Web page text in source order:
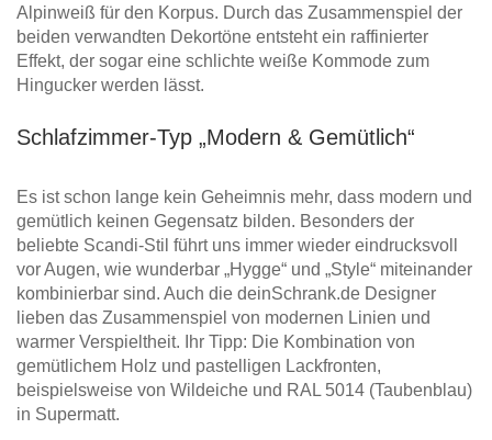
Alpinweiß für den Korpus. Durch das Zusammenspiel der
beiden verwandten Dekortöne entsteht ein raffinierter
Effekt, der sogar eine schlichte weiße Kommode zum
Hingucker werden lässt.
Schlafzimmer-Typ „Modern & Gemütlich“
Es ist schon lange kein Geheimnis mehr, dass modern und
gemütlich keinen Gegensatz bilden. Besonders der
beliebte Scandi-Stil führt uns immer wieder eindrucksvoll
vor Augen, wie wunderbar „Hygge“ und „Style“ miteinander
kombinierbar sind. Auch die deinSchrank.de Designer
lieben das Zusammenspiel von modernen Linien und
warmer Verspieltheit. Ihr Tipp: Die Kombination von
gemütlichem Holz und pastelligen Lackfronten,
beispielsweise von Wildeiche und RAL 5014 (Taubenblau)
in Supermatt.